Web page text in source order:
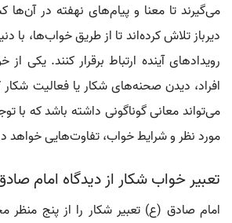
می‌گیرند تا معنا و پیام‌های نهفته در
دیرباز تلاش کرده‌اند تا از طریق خواب‌ها، با
رویدادهای آینده ارتباط برقرار کنند. یکی
افراد، دیدن صحنه‌های شکار یا فعالیت
می‌تواند معانی گوناگونی داشته باشد که با
مورد نظر و شرایط خواب، تفاوت‌هایی خواهد
تعبیر خواب شکار از دیدگاه امام
امام صادق (ع) تعبیر شکار را از پنج منظر